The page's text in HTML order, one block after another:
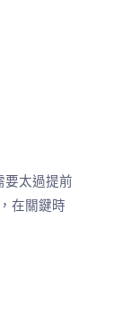
要太過提前
在關鍵時